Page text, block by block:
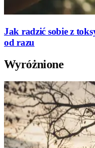
Jak radzić sobie z
od razu
Wyróżnione